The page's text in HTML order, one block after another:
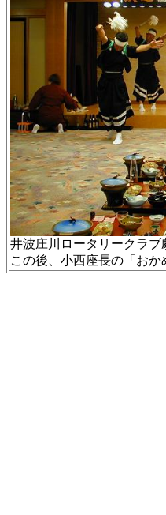
井波庄川ロータリークラ
この後、小西座長の「お